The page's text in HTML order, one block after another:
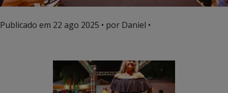
Publicado em 22 ago 2025 • por Daniel •